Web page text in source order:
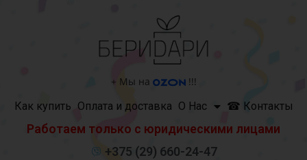
+ Мы на
!!!
Как купить Оплата и доставка О Нас ☎ Контакты
Работаем только с юридическими лицами
+375 (29) 660-24-47